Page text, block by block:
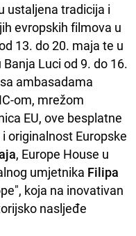
ustaljena tradicija i
evropskih filmova u
13. do 20. maja te u
Luci od 9. do 16.
ambasadama
om, mrežom
EU, ove besplatne
originalnost Europske
, Europe House u
umjetnika Filipa
koja na inovativan
nasljeđe